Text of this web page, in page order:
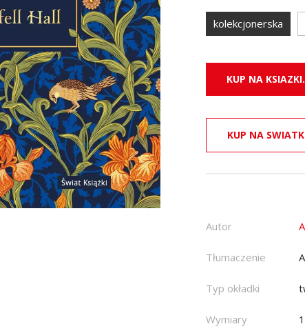
kolekcjonerska
KUP NA
KUP NA
Autor
Tłumaczenie
Typ okładki
Wymiary